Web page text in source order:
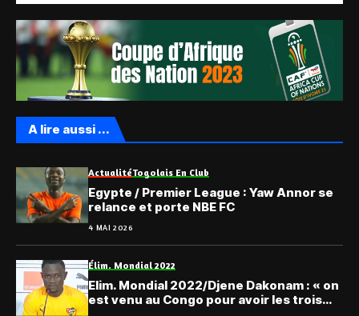
A lire aussi ...
ActualitéTogolais En Club
Egypte / Premier League : Yaw Annor se
relance et porte NBE FC
4 MAI 2026
Élim. Mondial 2022
Elim. Mondial 2022/Djene Dakonam : « on
est venu au Congo pour avoir les trois